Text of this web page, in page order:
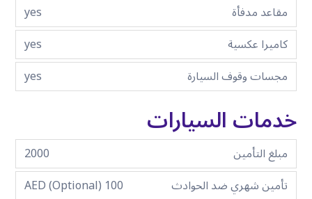
مقاعد مدفأة
yes
كاميرا عكسية
yes
مجسات وقوف السيارة
yes
خدمات السيارات
مبلغ التأمين
2000
تأمين شهري ضد الحوادث
100 AED (Optional)